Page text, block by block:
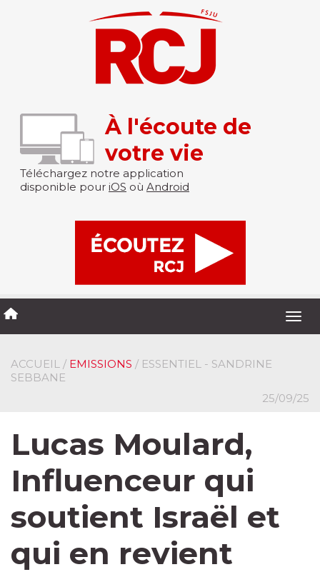
À l'écoute de
votre vie
Téléchargez notre application
disponible pour iOS où Android
ACCUEIL / EMISSIONS / ESSENTIEL - SANDRINE
SEBBANE
25/09/25
Lucas Moulard,
Influenceur qui
soutient Israël et
qui en revient